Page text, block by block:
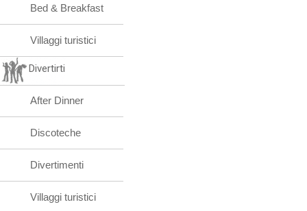
Bed & Breakfast
Villaggi turistici
Divertirti
After Dinner
Discoteche
Divertimenti
Villaggi turistici